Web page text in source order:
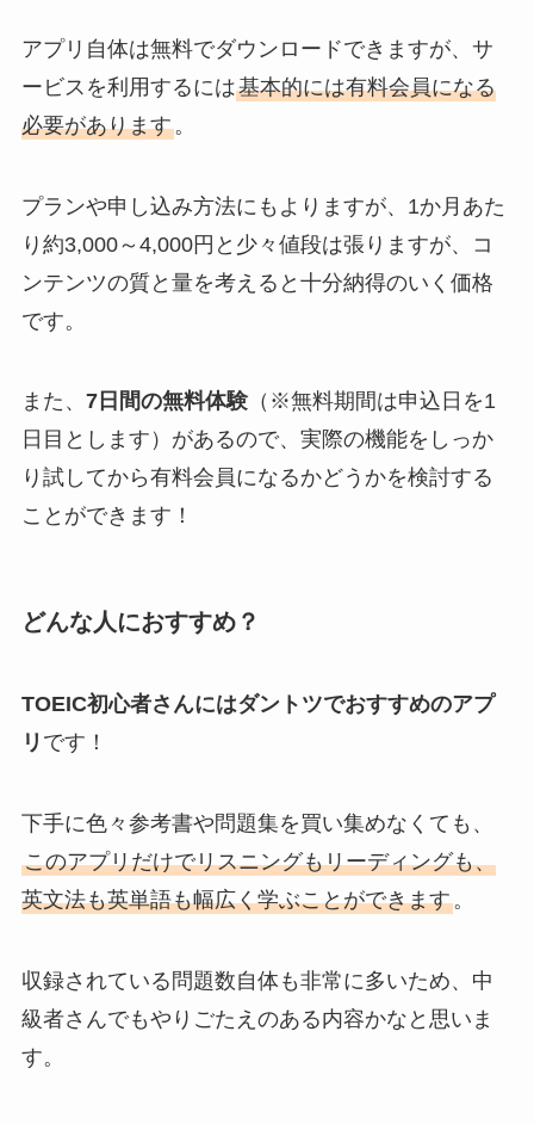
アプリ自体は無料でダウンロードできますが、サ
ービスを利用するには基本的には有料会員になる
必要があります。
プランや申し込み方法にもよりますが、1か月あた
り約3,000～4,000円と少々値段は張りますが、コ
ンテンツの質と量を考えると十分納得のいく価格
です。
また、 7日間の無料体験（※無料期間は申込日を1
日目とします）があるので、実際の機能をしっか
り試してから有料会員になるかどうかを検討する
ことができます！
どんな人におすすめ？
TOEIC初心者さんにはダントツでおすすめのアプ
リ です！
下手に色々参考書や問題集を買い集めなくても、
このアプリだけでリスニングもリーディングも、
英文法も英単語も幅広く学ぶことができます。
収録されている問題数自体も非常に多いため、中
級者さんでもやりごたえのある内容かなと思いま
す。